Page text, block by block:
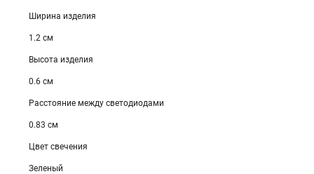
Ширина изделия
1.2 см
Высота изделия
0.6 см
Расстояние между светодиодами
0.83 см
Цвет свечения
Зеленый